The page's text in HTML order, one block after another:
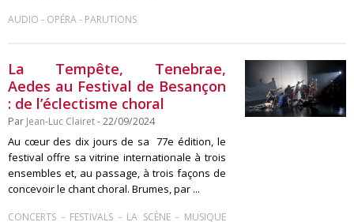
AUDIO - OPÉRA- PARUTIONS
La Tempête, Tenebrae,
Aedes au Festival de Besançon
: de l’éclectisme choral
Par Jean-Luc Clairet- 22/09/2024
Au cœur des dix jours de sa 77e édition, le
festival offre sa vitrine internationale à trois
ensembles et, au passage, à trois façons de
concevoir le chant choral. Brumes, par ...
CONCERTS - FESTIVALS - LA SCÈNE- MUSIQUE